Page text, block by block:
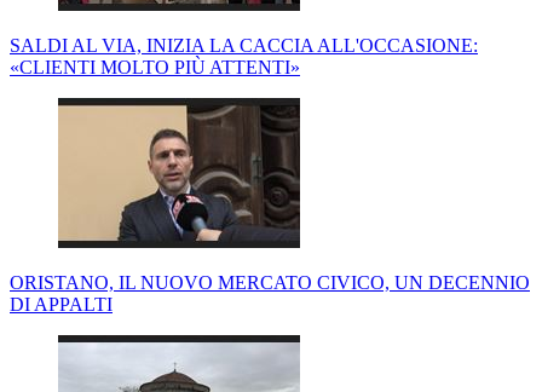
SALDI AL VIA, INIZIA LA CACCIA ALL'OCCASIONE:
«CLIENTI MOLTO PIÙ ATTENTI»
ORISTANO, IL NUOVO MERCATO CIVICO, UN DECENNIO
DI APPALTI